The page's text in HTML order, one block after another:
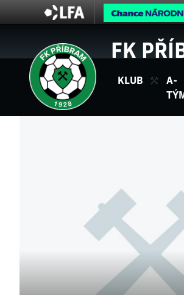
FK
KLUB
A-